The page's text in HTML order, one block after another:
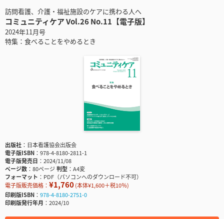
訪問看護、介護・福祉施設のケアに携わる人へ
コミュニティケア Vol.26 No.11【電子版】
2024年11月号
特集：食べることをやめるとき
出版社
日本看護協会出版会
電子版ISBN
978-4-8180-2811-1
電子版発売日
2024/11/08
ページ数
80ページ判型
A4変
フォーマット
PDF（パソコンへのダウンロード不可）
電子版販売価格： ¥1,760(本体¥1,600＋税10％)
印刷版ISBN
978-4-8180-2751-0
印刷版発行年月
2024/10